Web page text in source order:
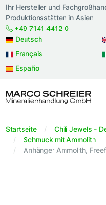
Ihr Hersteller und
Produktionsstätten in Asien
+49 7141 4412 0
Deutsch
Français
Español
Startseite
Chili Jewels -
Schmuck mit Ammolith
Anhänger Ammolith,